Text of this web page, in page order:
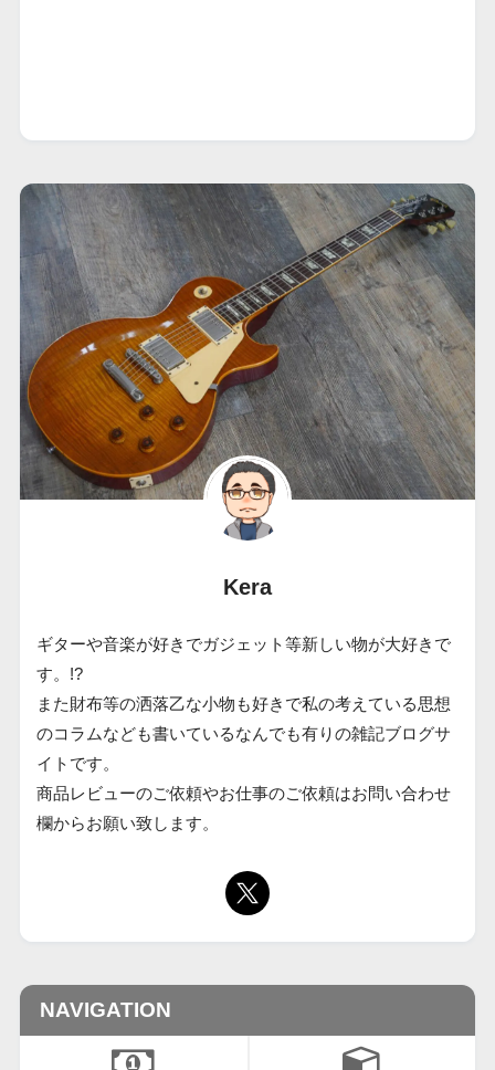
Kera
ギターや音楽が好きでガジェット等新しい物が大好きで
す。!?
また財布等の洒落乙な小物も好きで私の考えている思想
のコラムなども書いているなんでも有りの雑記ブログサ
イトです。
商品レビューのご依頼やお仕事のご依頼はお問い合わせ
欄からお願い致します。
NAVIGATION